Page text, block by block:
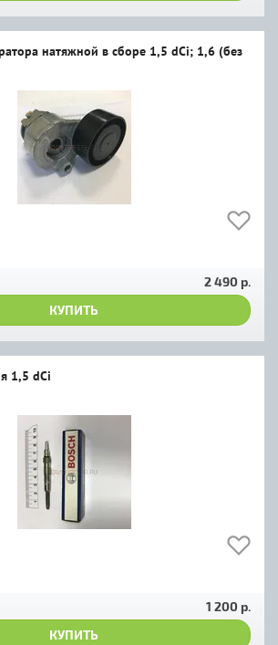
натяжной в сборе 1,5 dCi; 1,6 (без
2 490 р.
КУПИТЬ
1,5 dCi
1 200 р.
КУПИТЬ